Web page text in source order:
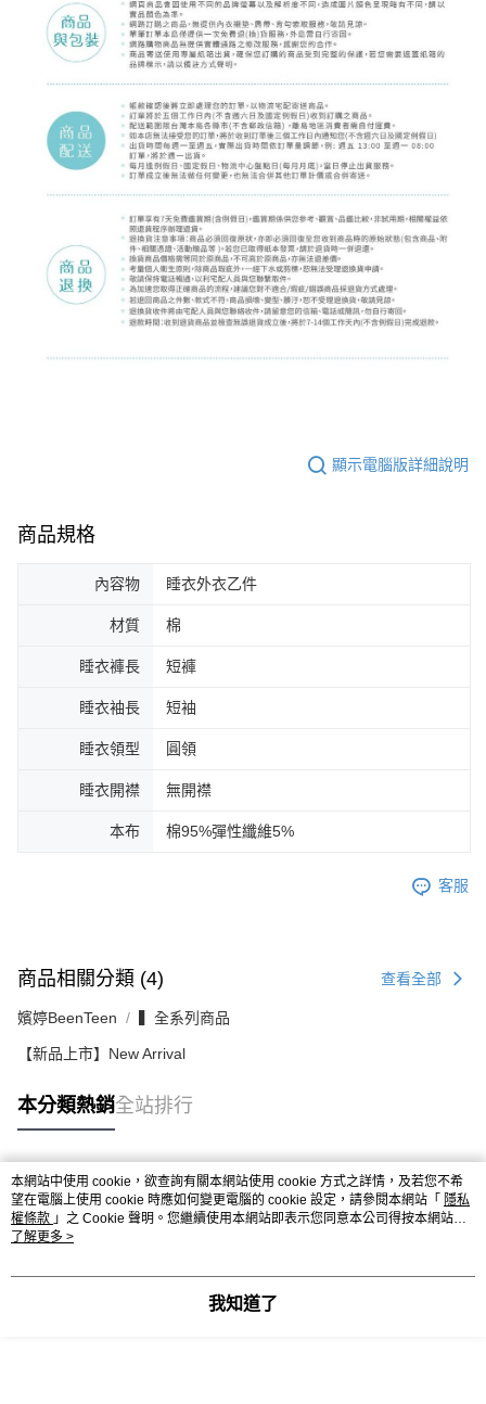
顯示電腦版詳細說明
商品規格
內容物 睡衣外衣乙件
材質 棉
睡衣褲長 短褲
睡衣袖長 短袖
睡衣領型 圓領
睡衣開襟 無開襟
本布 棉95%彈性纖維5%
客服
商品相關分類 (4) 查看全部
嬪婷BeenTeen ▍全系列商品
【新品上市】New Arrival
本分類熱銷全站排行
熱門標籤
本網站中使用 cookie，欲查詢有關本網站使用 cookie 方式之詳情，及若您不希
望在電腦上使用 cookie 時應如何變更電腦的 cookie 設定，請參閱本網站「 隱私
權條款 」之 Cookie 聲明。您繼續使用本網站即表示您同意本公司得按本網站使
用條款之 Cookie 聲明使用 cookie。
了解更多 >
我知道了